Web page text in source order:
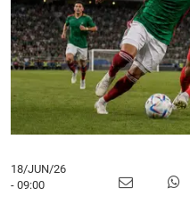
18/JUN/26
- 09:00